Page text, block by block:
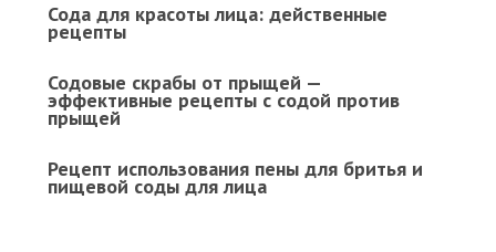
Сода для красоты лица: действенные
рецепты
Содовые скрабы от прыщей —
эффективные рецепты с содой против
прыщей
Рецепт использования пены для бритья и
пищевой соды для лица